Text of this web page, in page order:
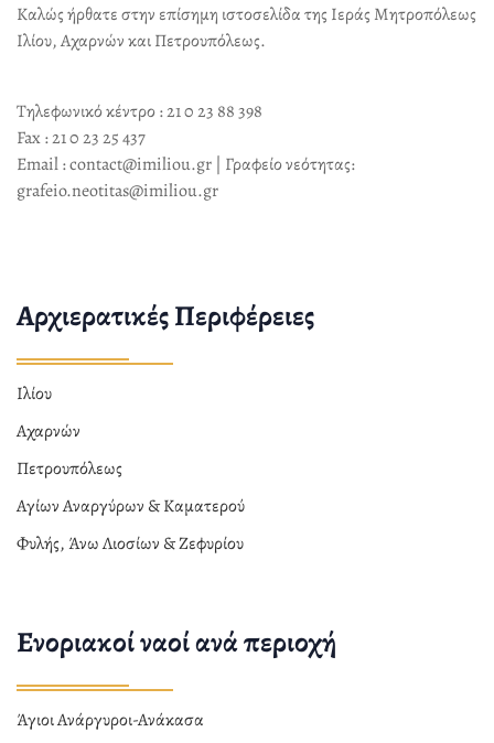
Καλώς ήρθατε στην επίσημη ιστοσελίδα της Ιεράς Μητροπόλεως
Ιλίου, Αχαρνών και Πετρουπόλεως.
Τηλεφωνικό κέντρο : 21 0 23 88 398
Fax : 21 0 23 25 437
Email : contact@imiliou.gr | Γραφείο νεότητας:
grafeio.neotitas@imiliou.gr
Αρχιερατικές Περιφέρειες
Ιλίου
Αχαρνών
Πετρουπόλεως
Αγίων Αναργύρων & Καματερού
Φυλής, Άνω Λιοσίων & Ζεφυρίου
Ενοριακοί ναοί ανά περιοχή
Άγιοι Ανάργυροι-Ανάκασα